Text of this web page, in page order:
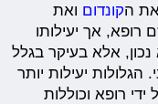
את הקונדום ואת
רופא, אך יעילותו
אלא בעיקר בגלל
יעילות יותר
רופא וכוללות